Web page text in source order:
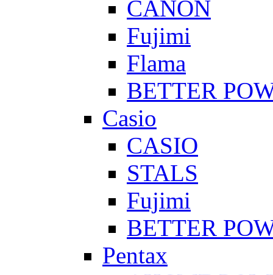
CANON
Fujimi
Flama
BETTER
Casio
CASIO
STALS
Fujimi
BETTER
Pentax